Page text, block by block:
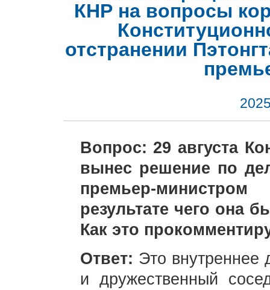
КНР на вопросы
отстранении
Вопрос: 29 августа
вынес решение по
премьер-
результате чего она
Как это
Ответ: Это внутреннее
и дружественный